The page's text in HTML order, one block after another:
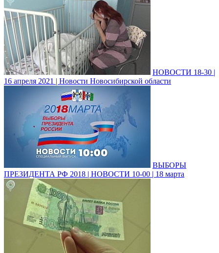
НОВОСТИ 18-30 |
16 апреля 2021 | Новости Новосибирской области
ВЫБОРЫ
ПРЕЗИДЕНТА РФ 2018 | НОВОСТИ 10-00 | 18 марта